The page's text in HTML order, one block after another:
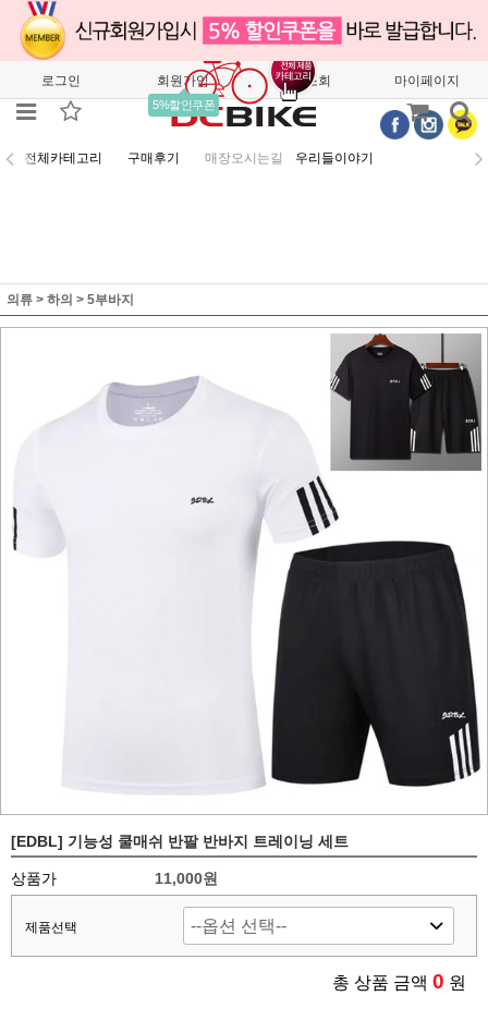
로그인 회원가입
5%할인쿠폰
주문조회 마이페이지
전체카테고리 구매후기 매장오시는길 우리들이야기
의류 > 하의 > 5부바지
[EDBL] 기능성 쿨매쉬 반팔 반바지 트레이닝 세트
상품가 11,000원
제품선택
총 상품 금액 0 원